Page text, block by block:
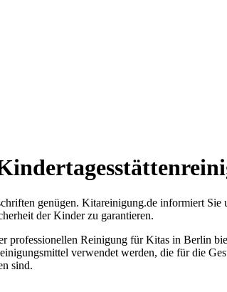
genügen. Kitareinigung.de informiert
der Kinder zu garantieren.
professionellen Reinigung für Kitas in Berlin
verwendet werden, die für die
sind.